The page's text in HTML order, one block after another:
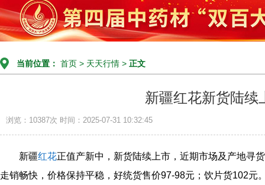
当前位置： 首页 > 天天行情 > 正文
新疆红花新货陆续
浏览：10387次 时间：2025-07-31 10:32:45
新疆红花正值产新中，新货陆续上市，近期市场及产地寻
走销畅快，价格保持平稳，好统货售价97-98元；饮片货102元